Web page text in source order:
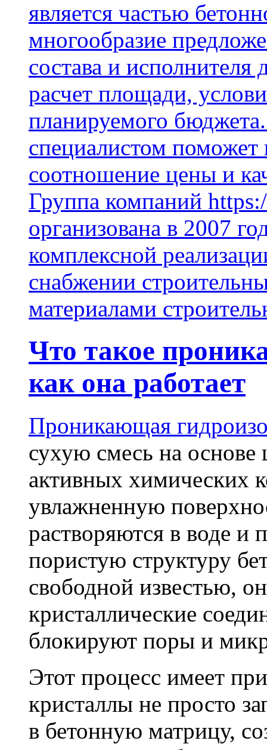
является частью
многообразие
состава и
расчет площади,
планируемого
специалистом поможет
соотношение цены и
Группа компаний
организована в 2007
комплексной
снабжении
материалами
Что такое
как она работает
Проникающая
сухую смесь на основе
активных химических
увлажненную
растворяются в воде и
пористую структуру
свободной известью,
кристаллические
блокируют поры и
Этот процесс имеет
кристаллы не просто
в бетонную матрицу,